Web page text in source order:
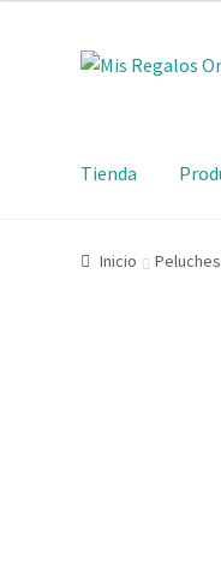
Tienda
Inicio Peluches